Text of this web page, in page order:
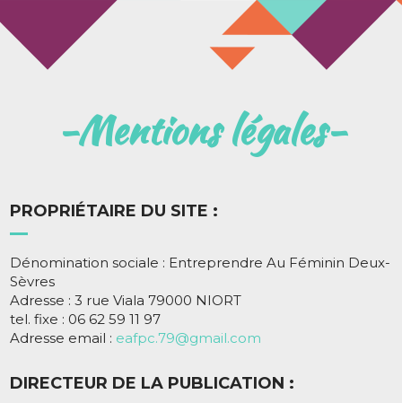
Mentions légales
PROPRIÉTAIRE DU SITE :
Dénomination sociale : Entreprendre Au Féminin Deux-
Sèvres
Adresse : 3 rue Viala 79000 NIORT
tel. fixe : 06 62 59 11 97
Adresse email : eafpc.79@gmail.com
DIRECTEUR DE LA PUBLICATION :